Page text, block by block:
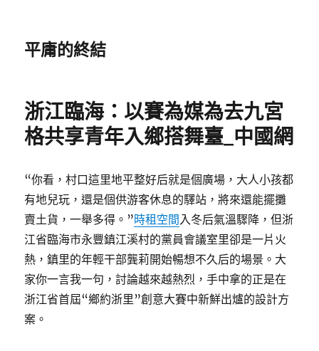
平庸的終結
浙江臨海：以賽為媒為去九宮
格共享青年入鄉搭舞臺_中國網
“你看，村口這里地平整好后就是個廣場，大人小孩都
有地兒玩，還是個供游客休息的驛站，將來還能擺攤
賣土貨，一舉多得。”時租空間 入冬后氣溫驟降，但浙
江省臨海市永豐鎮江溪村的黨員會議室里卻是一片火
熱，鎮里的年輕干部龔莉開始暢想不久后的場景。大
家你一言我一句，討論越來越熱烈，手中拿的正是在
浙江省首屆“鄉約浙里”創意大賽中新鮮出爐的設計方
案。